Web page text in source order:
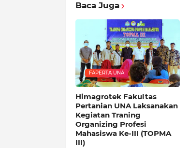
Baca Juga
FAPERTA UNA
Himagrotek Fakultas
Pertanian UNA Laksanakan
Kegiatan Traning
Organizing Profesi
Mahasiswa Ke-III (TOPMA
III)